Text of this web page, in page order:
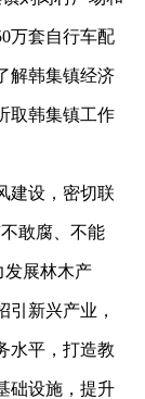
万套自行车配
解韩集镇经济
取韩集镇工作
建设，密切联
敢腐、不能
发展林木产
引新兴产业，
水平，打造教
础设施，提升